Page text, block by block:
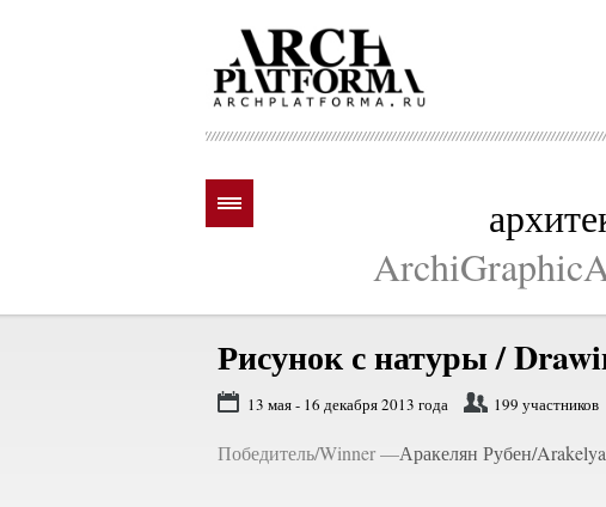
Рисунок с натуры /
13 мая - 16 декабря 2013 года 199 участников
Победитель/Winner —Аракелян Рубен/